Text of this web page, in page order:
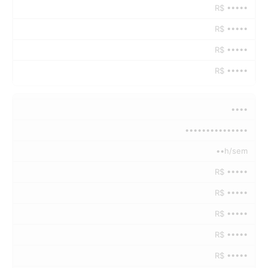
R$ •••••
R$ •••••
R$ •••••
R$ •••••
••••
•••••••••••••••
••h/sem
R$ •••••
R$ •••••
R$ •••••
R$ •••••
R$ •••••